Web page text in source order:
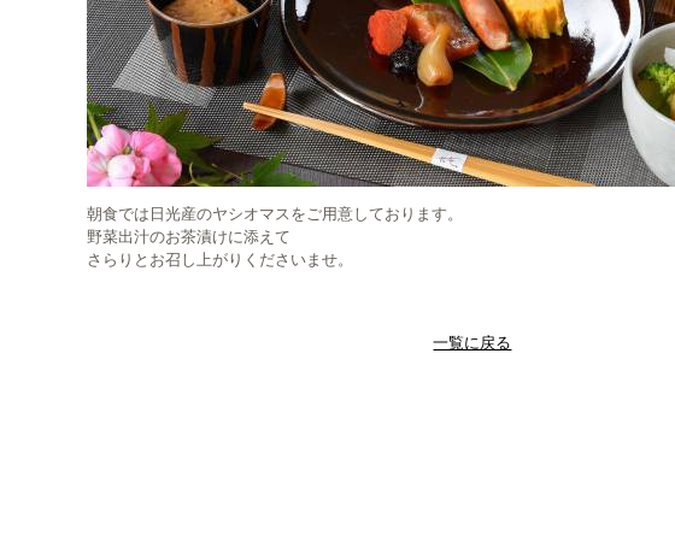
朝食では日光産のヤシオマスをご用意しております。
野菜出汁のお茶漬けに添えて
さらりとお召し上がりくださいませ。
一覧に戻る